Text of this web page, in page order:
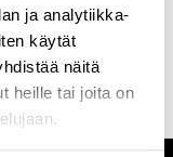
ja analytiikka-
käytät
näitä
heille tai joita on
käyttöehdot